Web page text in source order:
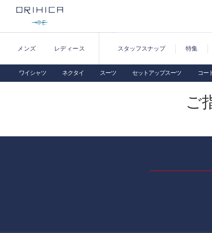
メンズ レディース スタッフスナップ 特集
ワイシャツ ネクタイ スーツ セットアップスーツ コー
ご